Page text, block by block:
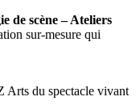
de scène – Ateliers
sur-mesure qui
Arts du spectacle vivant